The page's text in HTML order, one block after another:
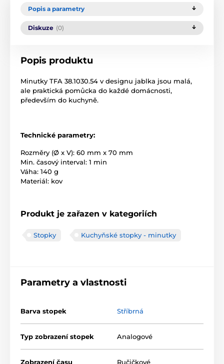
Popis a parametry
Diskuze (0)
Popis produktu
Minutky TFA 38.1030.54 v designu jablka jsou malá,
ale praktická pomůcka do každé domácnosti,
především do kuchyně.
Technické parametry:
Rozměry (Ø x V): 60 mm x 70 mm
Min. časový interval: 1 min
Váha: 140 g
Materiál: kov
Produkt je zařazen v kategoriích
Stopky Kuchyňské stopky - minutky
Parametry a vlastnosti
Barva stopek Stříbrná
Typ zobrazení stopek Analogové
Zobrazení času Ručičkové